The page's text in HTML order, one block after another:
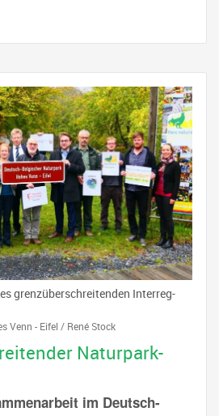
grenzüberschreitenden Interreg-
Venn - Eifel / René Stock
Naturpark-
im Deutsch-